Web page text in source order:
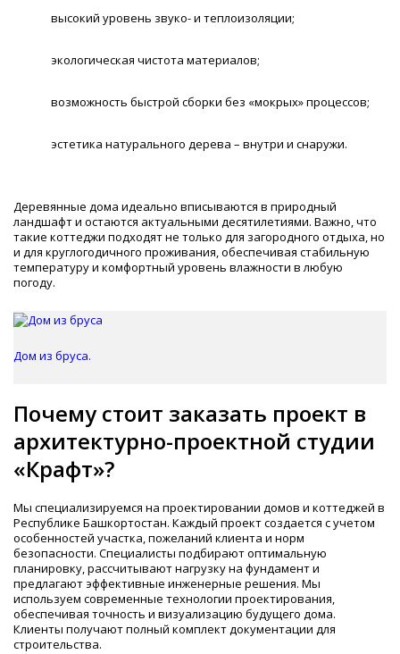
высокий уровень звуко- и теплоизоляции;
экологическая чистота материалов;
возможность быстрой сборки без «мокрых» процессов;
эстетика натурального дерева – внутри и снаружи.
Деревянные дома идеально вписываются в природный
ландшафт и остаются актуальными десятилетиями. Важно, что
такие коттеджи подходят не только для загородного отдыха, но
и для круглогодичного проживания, обеспечивая стабильную
температуру и комфортный уровень влажности в любую
погоду.
Дом из бруса.
Почему стоит заказать проект в
архитектурно-проектной студии
«Крафт»?
Мы специализируемся на проектировании домов и коттеджей в
Республике Башкортостан. Каждый проект создается с учетом
особенностей участка, пожеланий клиента и норм
безопасности. Специалисты подбирают оптимальную
планировку, рассчитывают нагрузку на фундамент и
предлагают эффективные инженерные решения. Мы
используем современные технологии проектирования,
обеспечивая точность и визуализацию будущего дома.
Клиенты получают полный комплект документации для
строительства.